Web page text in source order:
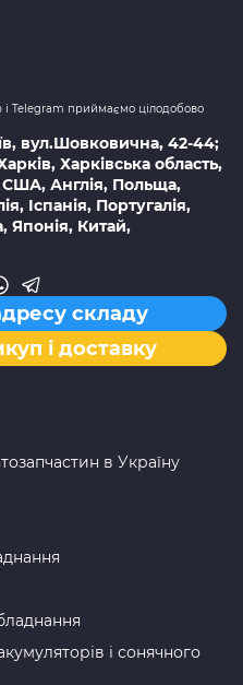
Telegram приймаємо цілодобово
вул.Шовковична, 42-44;
Харківська область,
США, Англія, Польща,
Іспанія, Португалія,
Японія, Китай,
складу
і доставку
в Україну
і сонячного